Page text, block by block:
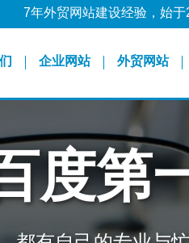
7年外贸网站建设经验，始于
企业网站 外贸网站
度第